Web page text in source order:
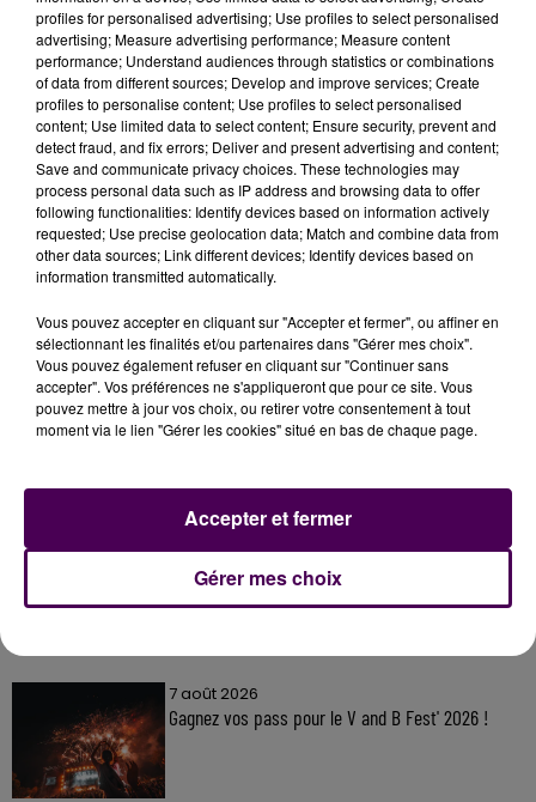
Un jardin éphémère
Les Manceaux et vacanciers de passage pourront
profiter de cette place plus verte jusqu’au 10
septembre. Pour la collectivité, il n’est pas
envisageable de garder ces aménagements à
l’année :"Il est difficile d’avoir des implantations
définitives étant donné qu’il y a un parking sous la
place et que bon nombre d’animations ont lieu à cet
endroit"explique Bernard Breux, élu en charge de la
nature en ville. Courant septembre, les arbres et
autres plantations seront réintégrés dans les parcs et
jardins manceaux.
7 août 2026
Gagnez vos pass pour le V and B Fest' 2026 !
profiles for personalised advertising; Use profiles to select personalised
advertising; Measure advertising performance; Measure content
performance; Understand audiences through statistics or combinations
of data from different sources; Develop and improve services; Create
profiles to personalise content; Use profiles to select personalised
content; Use limited data to select content; Ensure security, prevent and
detect fraud, and fix errors; Deliver and present advertising and content;
Save and communicate privacy choices. These technologies may
process personal data such as IP address and browsing data to offer
following functionalities: Identify devices based on information actively
requested; Use precise geolocation data; Match and combine data from
other data sources; Link different devices; Identify devices based on
information transmitted automatically.
Vous pouvez accepter en cliquant sur "Accepter et fermer", ou affiner en
sélectionnant les finalités et/ou partenaires dans "Gérer mes choix".
Vous pouvez également refuser en cliquant sur "Continuer sans
accepter". Vos préférences ne s'appliqueront que pour ce site. Vous
pouvez mettre à jour vos choix, ou retirer votre consentement à tout
moment via le lien "Gérer les cookies" situé en bas de chaque page.
Gérer mes choix
Accepter et fermer